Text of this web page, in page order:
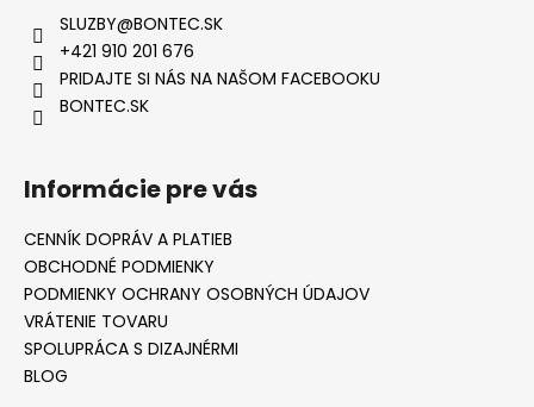
SLUZBY@BONTEC.SK
+421 910 201 676
PRIDAJTE SI NÁS NA NAŠOM FACEBOOKU
BONTEC.SK
Informácie pre vás
CENNÍK DOPRÁV A PLATIEB
OBCHODNÉ PODMIENKY
PODMIENKY OCHRANY OSOBNÝCH ÚDAJOV
VRÁTENIE TOVARU
SPOLUPRÁCA S DIZAJNÉRMI
BLOG